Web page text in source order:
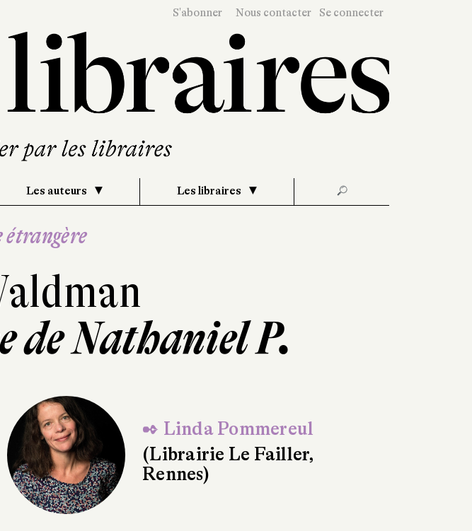
S'abonner Nous contacter Se connecter
Les auteurs Les libraires 🔎
de Nathaniel P.
✒ Linda Pommereul
(Librairie Le Failler,
Rennes)